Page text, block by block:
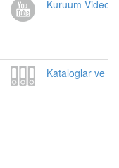
Kuruum
Kataloglar ve